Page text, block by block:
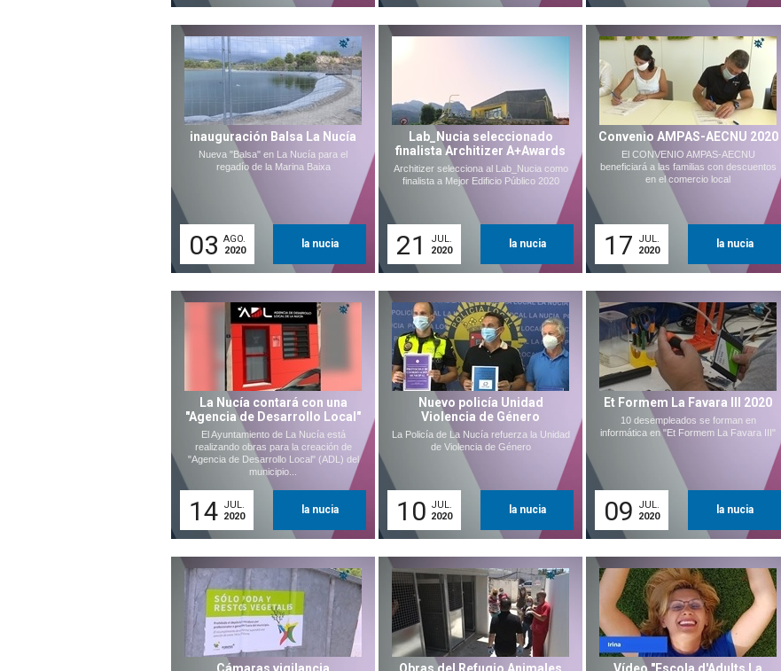
inauguración Balsa La Nucía
Nueva "Balsa" en La Nucía para el
regadío de la Marina Baixa
03 AGO.
2020
la nucia
Lab_Nucia seleccionado
finalista Architizer A+Awards
Architizer selecciona al Lab_Nucia como
finalista a Mejor Edificio Público 2020
21
JUL.
2020
la nucia
Convenio AMPAS-AECNU 2020
El CONVENIO AMPAS-AECNU
beneficiará a las familias con descuentos
en el comercio local
17
JUL.
2020
la nucia
La Nucía contará con una
"Agencia de Desarrollo Local"
El Ayuntamiento de La Nucía está
realizando obras para la creación de
"Agencia de Desarrollo Local" (ADL) del
municipio...
14 JUL.
2020
la nucia
Nuevo policía Unidad
Violencia de Género
La Policía de La Nucía refuerza la Unidad
de Violencia de Género
10 JUL.
2020
la nucia
Et Formem La Favara III 2020
10 desempleados se forman en
informática en "Et Formem La Favara III"
09
JUL.
2020
la nucia